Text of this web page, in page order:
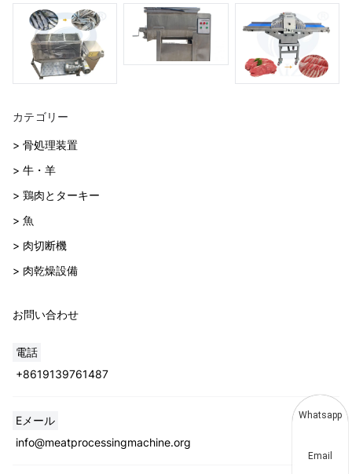
カテゴリー
> 骨処理装置
> 牛・羊
> 鶏肉とターキー
> 魚
> 肉切断機
> 肉乾燥設備
お問い合わせ
電話
+8619139761487
Eメール
info@meatprocessingmachine.org
Whatsapp
Email